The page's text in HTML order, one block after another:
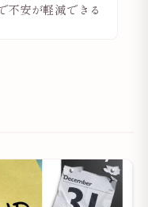
不安が軽減できる